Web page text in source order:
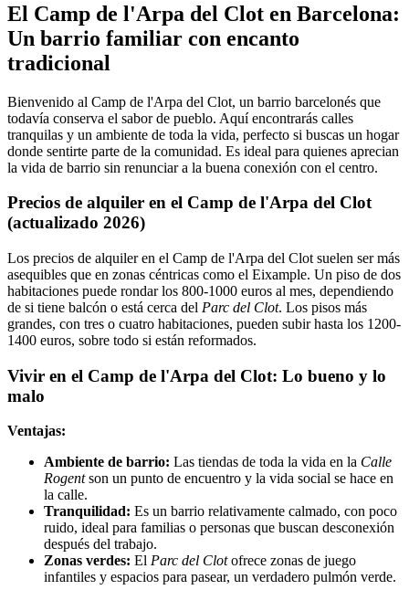
El Camp de l'Arpa del Clot en Barcelona:
Un barrio familiar con encanto
tradicional
Bienvenido al Camp de l'Arpa del Clot, un barrio barcelonés que
todavía conserva el sabor de pueblo. Aquí encontrarás calles
tranquilas y un ambiente de toda la vida, perfecto si buscas un hogar
donde sentirte parte de la comunidad. Es ideal para quienes aprecian
la vida de barrio sin renunciar a la buena conexión con el centro.
Precios de alquiler en el Camp de l'Arpa del Clot
(actualizado 2026)
Los precios de alquiler en el Camp de l'Arpa del Clot suelen ser más
asequibles que en zonas céntricas como el Eixample. Un piso de dos
habitaciones puede rondar los 800-1000 euros al mes, dependiendo
de si tiene balcón o está cerca del Parc del Clot. Los pisos más
grandes, con tres o cuatro habitaciones, pueden subir hasta los 1200-
1400 euros, sobre todo si están reformados.
Vivir en el Camp de l'Arpa del Clot: Lo bueno y lo
malo
Ventajas:
Ambiente de barrio: Las tiendas de toda la vida en la Calle
Rogentson un punto de encuentro y la vida social se hace en
la calle.
Tranquilidad: Es un barrio relativamente calmado, con poco
ruido, ideal para familias o personas que buscan desconexión
después del trabajo.
Zonas verdes: El Parc del Clotofrece zonas de juego
infantiles y espacios para pasear, un verdadero pulmón verde.